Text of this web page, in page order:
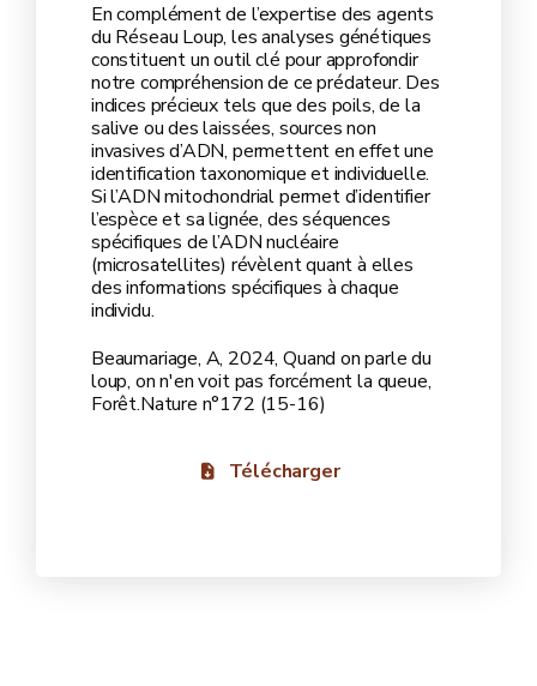
En complément de l’expertise des agents
du Réseau Loup, les analyses génétiques
constituent un outil clé pour approfondir
notre compréhension de ce prédateur. Des
indices précieux tels que des poils, de la
salive ou des laissées, sources non
invasives d’ADN, permettent en effet une
identification taxonomique et individuelle.
Si l’ADN mitochondrial permet d’identifier
l’espèce et sa lignée, des séquences
spécifiques de l’ADN nucléaire
(microsatellites) révèlent quant à elles
des informations spécifiques à chaque
individu.
Beaumariage, A, 2024, Quand on parle du
loup, on n'en voit pas forcément la queue,
Forêt.Nature n°172 (15-16)
Télécharger